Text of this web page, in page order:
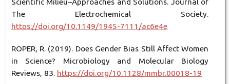
The Electrochemical Society.
https://doi.org/10.1149/1945-7111/ac6e4e
ROPER, R. (2019). Does Gender Bias Still Affect Women
in Science? Microbiology and Molecular Biology
Reviews, 83. https://doi.org/10.1128/mmbr.00018-19